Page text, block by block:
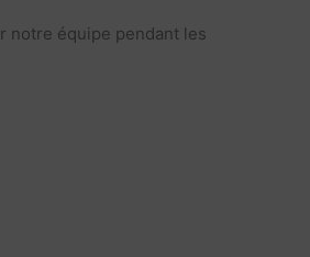
notre équipe pendant les